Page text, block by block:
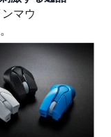
マウ